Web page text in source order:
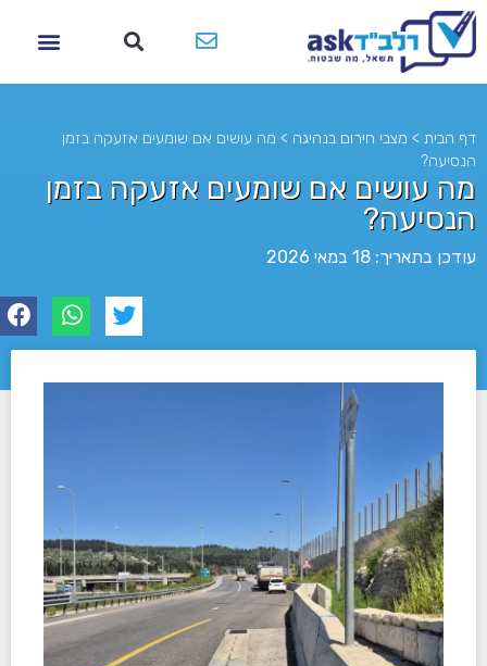
דף הבית > מצבי חירום בנהיגה > מה עושים אם שומעים אזעקה בזמן
הנסיעה?
מה עושים אם שומעים אזעקה בזמן
הנסיעה?
עודכן בתאריך: 18 במאי 2026